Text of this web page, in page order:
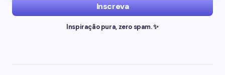
Inscreva
Inspiração pura, zero spam. ✨